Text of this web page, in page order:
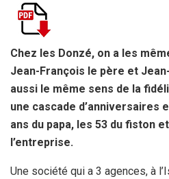
ce
b
o
o
k
n
g
e
A
p
p
Chez les Donzé, on a les
Jean-François le père et
aussi le même sens de la
une cascade d’anniversaires
ans du papa, les 53 du fiston
l’entreprise.
Une société qui a 3 agences, à